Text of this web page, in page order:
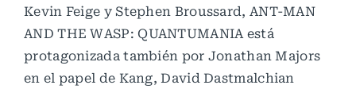
Kevin Feige y Stephen Broussard, ANT-MAN
AND THE WASP: QUANTUMANIA está
protagonizada también por Jonathan Majors
en el papel de Kang, David Dastmalchian